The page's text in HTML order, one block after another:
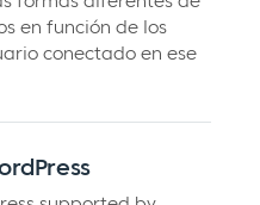
en función de los
conectado en ese